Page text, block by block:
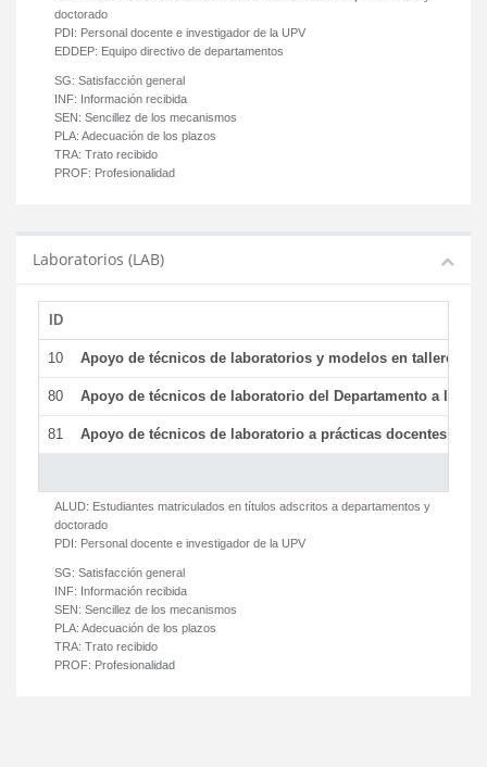
doctorado
PDI: Personal docente e investigador de la UPV
EDDEP: Equipo directivo de departamentos
SG: Satisfacción general
INF: Información recibida
SEN: Sencillez de los mecanismos
PLA: Adecuación de los plazos
TRA: Trato recibido
PROF: Profesionalidad
Laboratorios (LAB)
ID
10 Apoyo de técnicos de laboratorios y modelos en talleres/
80 Apoyo de técnicos de laboratorio del Departamento a la
81 Apoyo de técnicos de laboratorio a prácticas docentes y
ALUD: Estudiantes matriculados en títulos adscritos a departamentos y
doctorado
PDI: Personal docente e investigador de la UPV
SG: Satisfacción general
INF: Información recibida
SEN: Sencillez de los mecanismos
PLA: Adecuación de los plazos
TRA: Trato recibido
PROF: Profesionalidad